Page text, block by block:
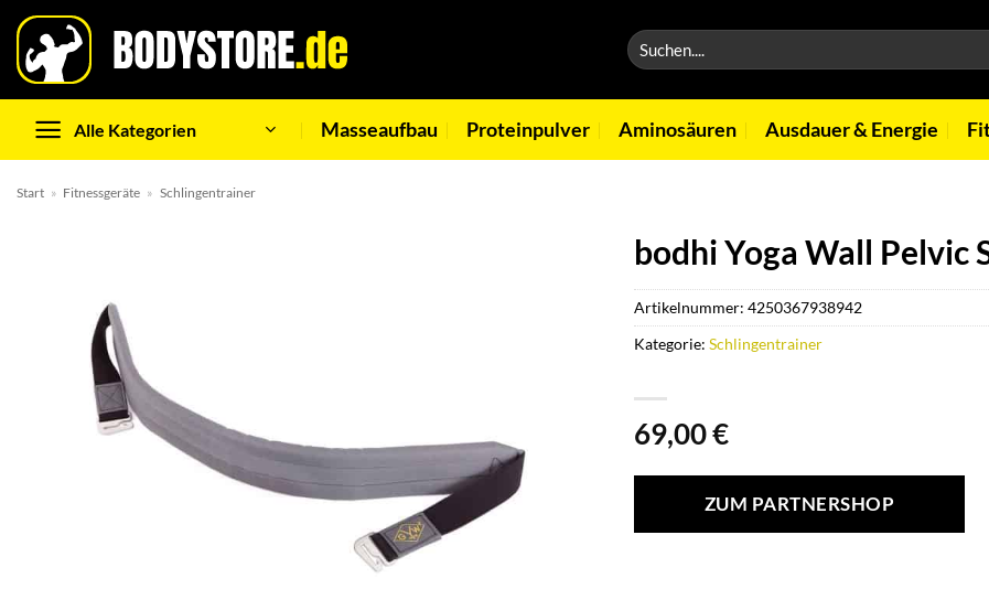
Zum
Inhalt
springen
Suchen
nach:
Alle Kategorien Masseaufbau Proteinpulver Aminosäuren Ausdauer & Energie
Start » Fitnessgeräte » Schlingentrainer
bodhi Yoga Wall Pelvic
69,00€
ZUM PARTNERSHOP
Artikelnummer: 4250367938942
Kategorie: Schlingentrainer